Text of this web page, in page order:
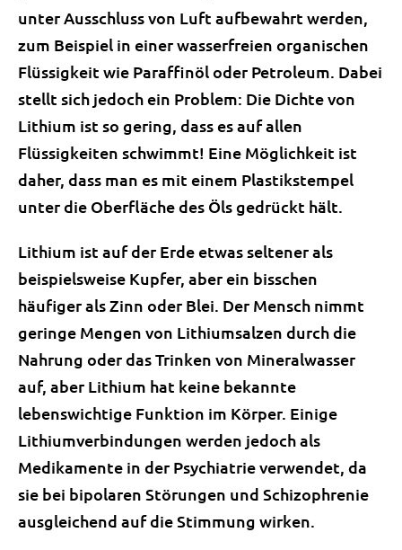
unter Ausschluss von Luft aufbewahrt werden,
zum Beispiel in einer wasserfreien organischen
Flüssigkeit wie Paraffinöl oder Petroleum. Dabei
stellt sich jedoch ein Problem: Die Dichte von
Lithium ist so gering, dass es auf allen
Flüssigkeiten schwimmt! Eine Möglichkeit ist
daher, dass man es mit einem Plastikstempel
unter die Oberfläche des Öls gedrückt hält.
Lithium ist auf der Erde etwas seltener als
beispielsweise Kupfer, aber ein bisschen
häufiger als Zinn oder Blei. Der Mensch nimmt
geringe Mengen von Lithiumsalzen durch die
Nahrung oder das Trinken von Mineralwasser
auf, aber Lithium hat keine bekannte
lebenswichtige Funktion im Körper. Einige
Lithiumverbindungen werden jedoch als
Medikamente in der Psychiatrie verwendet, da
sie bei bipolaren Störungen und Schizophrenie
ausgleichend auf die Stimmung wirken.